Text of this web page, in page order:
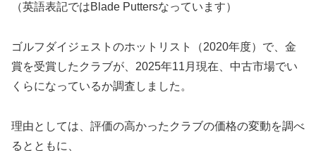
（英語表記ではBlade Puttersなっています）
ゴルフダイジェストのホットリスト（2020年度）で、金
賞を受賞したクラブが、2025年11月現在、中古市場でい
くらになっているか調査しました。
理由としては、評価の高かったクラブの価格の変動を調べ
るとともに、